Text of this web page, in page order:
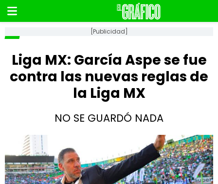
[Publicidad]
Liga MX: García Aspe se fue
contra las nuevas reglas de
la Liga MX
NO SE GUARDÓ NADA